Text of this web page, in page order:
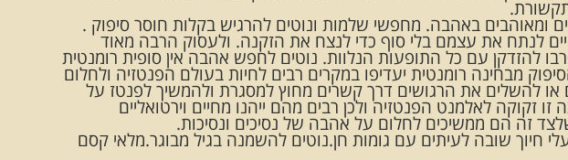
ומאוהבים באהבה. מחפשי שלמות ונוטים להרגיש בקלות חוסר סיפוק .
לנתח את עצמם בלי סוף כדי לנצח את הזקנה. ולעסוק הרבה מאוד
להזדקן עם כל התופעות הנלוות. נוטים לחפש אהבה אין סופית רומנטית
מבחינה רומנטית יעדיפו במקרים רבים לחיות בעולם הפנטזיה ולחלום
או להשלים את הרגושים דרך קשרים מחוץ למסגרת ולהמשיך לפנטז על
זקוקה לאלמנט הפנטזיה ולכן רבים מהם ייהנו מחיים וירטואליים
זה הם ממשיכים לחלום על אהבה של נסיכים ונסיכות.
חיוך שובה לעיתים עם גומות חן.נוטים להשמנה בגיל מבוגר.מלאי קסם